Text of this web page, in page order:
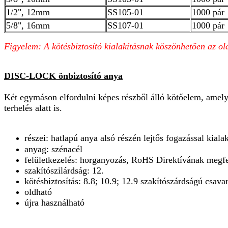
1/2", 12mm
SS105-01
1000 pár
5/8", 16mm
SS107-01 1000 pár
Figyelem: A kötésbiztosító kialakításnak köszönhetően az
DISC-LOCK önbiztosító anya
Két egymáson elfordulni képes részből álló kötőelem,
terhelés alatt is.
részei: hatlapú anya alsó részén lejtős fogazással
anyag: szénacél
felületkezelés: horganyozás, RoHS Direktívának
szakítószilárdság: 12.
kötésbiztosítás: 8.8; 10.9; 12.9 szakítószárdságú
oldható
újra használható